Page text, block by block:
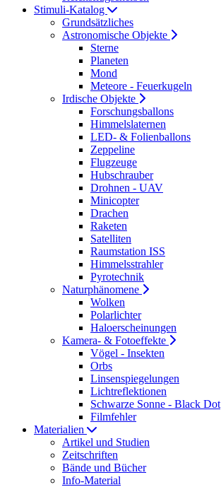
Stimuli-Katalog
Grundsätzliches
Astronomische Objekte
Sterne
Planeten
Mond
Meteore - Feuerkugeln
Irdische Objekte
Forschungsballons
Himmelslaternen
LED- & Folienballons
Zeppeline
Flugzeuge
Hubschrauber
Drohnen - UAV
Minicopter
Drachen
Raketen
Satelliten
Raumstation ISS
Himmelsstrahler
Pyrotechnik
Naturphänomene
Wolken
Polarlichter
Haloerscheinungen
Kamera- & Fotoeffekte
Vögel - Insekten
Orbs
Linsenspiegelungen
Lichtreflektionen
Schwarze Sonne - Black Dot
Filmfehler
Materialien
Artikel und Studien
Zeitschriften
Bände und Bücher
Info-Material